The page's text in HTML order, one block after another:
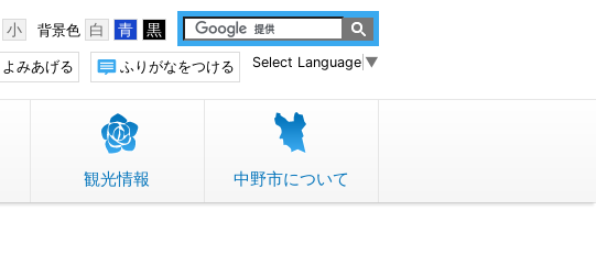
背景色 白 青 黒
小
Select Language ▼
ふりがなをつける
よみあげる
観光情報 中野市について